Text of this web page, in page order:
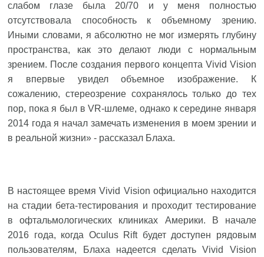
слабом глазе была 20/70 и у меня полностью
отсутствовала способность к объемному зрению.
Иными словами, я абсолютно не мог измерять глубину
пространства, как это делают люди с нормальным
зрением. После создания первого концепта Vivid Vision
я впервые увидел объемное изображение. К
сожалению, стереозрение сохранялось только до тех
пор, пока я был в VR-шлеме, однако к середине января
2014 года я начал замечать изменения в моем зрении и
в реальной жизни» - рассказал Блаха.
В настоящее время Vivid Vision официально находится
на стадии бета-тестирования и проходит тестирование
в офтальмологических клиниках Америки. В начале
2016 года, когда Oculus Rift будет доступен рядовым
пользователям, Блаха надеется сделать Vivid Vision